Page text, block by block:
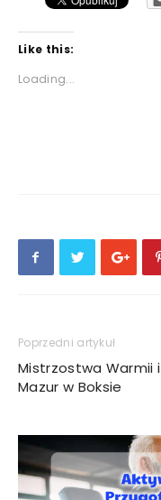
Like this:
Loading...
Poprzedni artykuł
Mistrzostwa Warmii i
Mazur w Boksie